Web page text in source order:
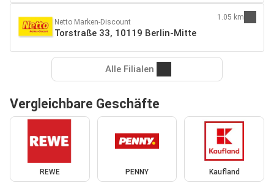
Netto Marken-Discount
Torstraße 33, 10119 Berlin-Mitte
1.05 km
Alle Filialen
Vergleichbare Geschäfte
REWE PENNY Kaufland